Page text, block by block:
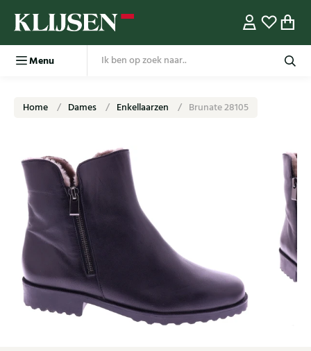
Menu
Home Dames Enkellaarzen Brunate 28105